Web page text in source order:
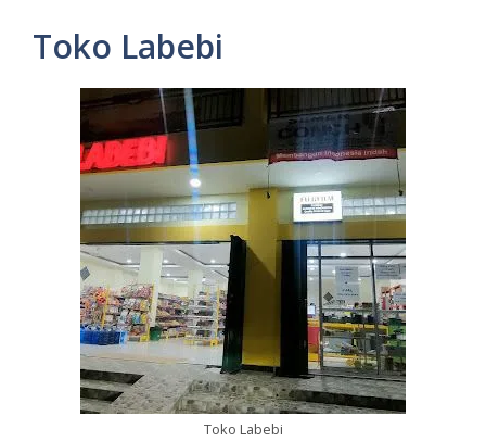
Toko Labebi
Toko Labebi